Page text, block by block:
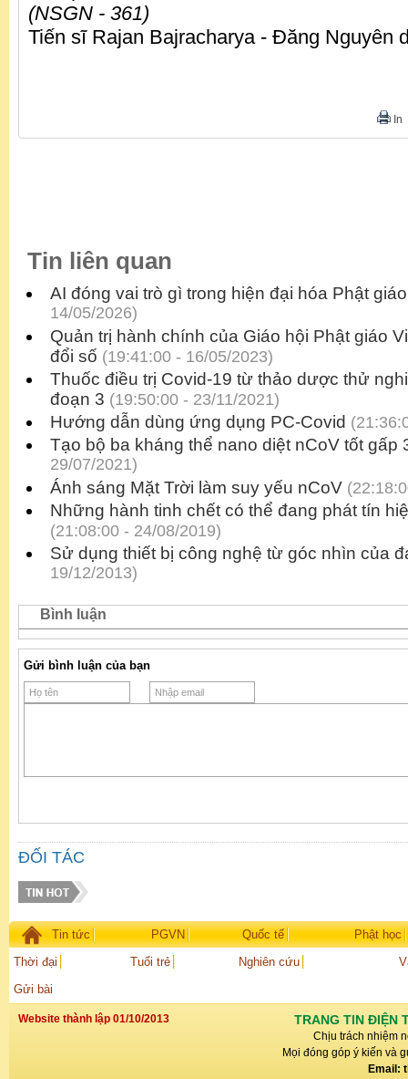
(NSGN - 361)
Tiến sĩ Rajan Bajracharya - Đăng Nguyên
In
Tin liên quan
AI đóng vai trò gì trong hiện đại hóa Phật
14/05/2026)
Quản trị hành chính của Giáo hội Phật giáo
đổi số (19:41:00 - 16/05/2023)
Thuốc điều trị Covid-19 từ thảo dược thử
đoạn 3 (19:50:00 - 23/11/2021)
Hướng dẫn dùng ứng dụng PC-Covid
Tạo bộ ba kháng thể nano diệt nCoV tốt gấp
29/07/2021)
Ánh sáng Mặt Trời làm suy yếu nCoV
Những hành tinh chết có thể đang phát tín
(21:08:00 - 24/08/2019)
Sử dụng thiết bị công nghệ từ góc nhìn của
19/12/2013)
Bình luận
Gửi bình luận của bạn
ĐỐI TÁC
Tin tức PGVN Quốc tế
Phật học
Thời đại
Tuổi trẻ Nghiên cứu
Gửi bài
Website thành lập 01/10/2013 TRANG TIN ĐIỆN
Chịu trách nhiệm
Mọi đóng góp ý kiến và
Email: